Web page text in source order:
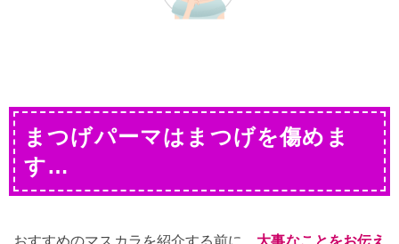
まつげパーマはまつげを傷めま
す…
おすすめのマスカラを紹介する前に、 大事なことをお伝え